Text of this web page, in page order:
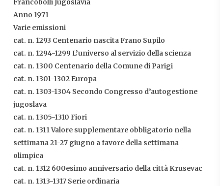
Francobolli Jugoslavia
Anno 1971
Varie emissioni
cat. n. 1293 Centenario nascita Frano Supilo
cat. n. 1294-1299 L’universo al servizio della scienza
cat. n. 1300 Centenario della Comune di Parigi
cat. n. 1301-1302 Europa
cat. n. 1303-1304 Secondo Congresso d’autogestione
jugoslava
cat. n. 1305-1310 Fiori
cat. n. 1311 Valore supplementare obbligatorio nella
settimana 21-27 giugno a favore della settimana
olimpica
cat. n. 1312 600esimo anniversario della città Krusevac
cat. n. 1313-1317 Serie ordinaria